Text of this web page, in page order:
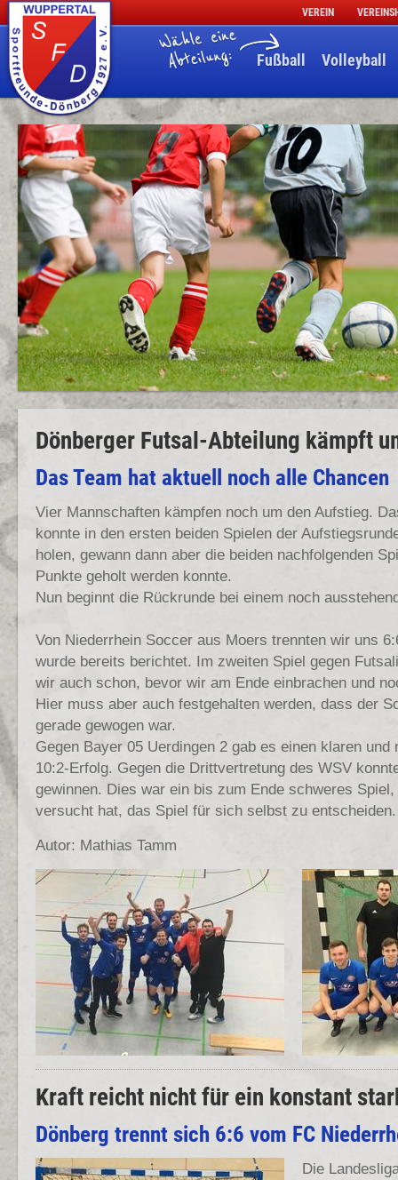
VEREIN
Fußball Volleyball
Dönberger Futsal-Abteilung kämpft
Das Team hat aktuell noch alle Chancen
Vier Mannschaften kämpfen noch um den Aufstieg.
konnte in den ersten beiden Spielen der
holen, gewann dann aber die beiden nachfolgenden
Punkte geholt werden konnte.
Nun beginnt die Rückrunde bei einem noch
Von Niederrhein Soccer aus Moers trennten wir uns
wurde bereits berichtet. Im zweiten Spiel gegen
wir auch schon, bevor wir am Ende einbrachen und
Hier muss aber auch festgehalten werden, dass der
gerade gewogen war.
Gegen Bayer 05 Uerdingen 2 gab es einen klaren und
10:2-Erfolg. Gegen die Drittvertretung des WSV
gewinnen. Dies war ein bis zum Ende schweres
versucht hat, das Spiel für sich selbst zu entscheiden.
Autor: Mathias Tamm
Kraft reicht nicht für ein konstant
Dönberg trennt sich 6:6 vom FC
Die